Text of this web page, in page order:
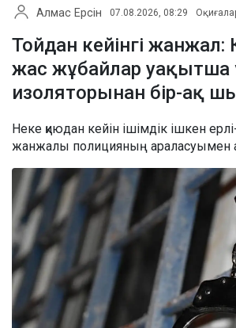
Алмас Ерсін 07.08.2026, 08:29
Тойдан кейінгі
жас жұбайлар уақытша
изоляторынан бір-ақ
Неке қиюдан кейін ішімдік ішкен
жанжалы полицияның араласуымен